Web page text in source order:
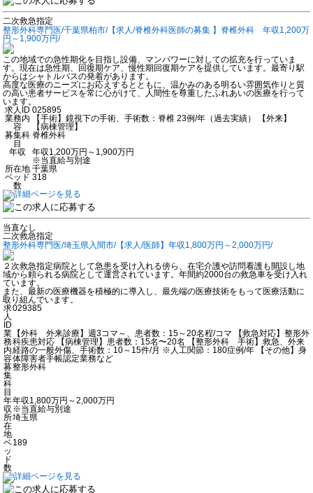
二次救急指定
整形外科専門医/千葉県柏市/【求人/脊椎外科医師の募集 】脊椎外科 年収1,200万
円～1,900万円/
この地域での急性期化を目指し設備、マンパワーに対しての拡充を行っていま
す。現在は急性期、回復期ケア、慢性期回復期ケアを提供しています。最寄り駅
からはシャトルバスの発着があります。
高度な医療のニーズにお応えするとともに、温かみのある明るい雰囲気作りと質
の高い患者サービスを常に心がけて、人間性を尊重したふれあいの医療を行って
います。
求人ID 025895
業務内
容
【手術】鏡視下の手術、手術数：脊椎 23例/年（過去実績） 【外来】
【病棟管理】
募集科
目
脊椎外科
年収
年収1,200万円～1,900万円
※当直給与別途
所在地 千葉県
ベッド
数
318
当直なし
二次救急指定
整形外科専門医/埼玉県入間市/【求人/医師】年収1,800万円～2,000万円/
２次救急指定病院として急患を受け入れる傍ら、在宅介護や訪問看護も開設し地
域から頼られる病院として運営されています。年間約2000台の救急車を受け入れ
ています。
また、最新の医療機器を積極的に導入し、最先端の医療技術をもって医療活動に
取り組んでいます。
求
人
ID
029385
業
務
内
容
【外科 外来診療】週3コマ～、患者数：15～20名程/コマ 【救急対応】整形外
科疾患対応 【病棟管理】患者数：15名〜20名 【整形外科 手術】救急、外来
経路の一般外傷、手術数：10～15件/月 ※人工関節：180症例/年 【その他】身
体障害者手帳認定業務など
募
集
科
目
整形外科
年
収
年収1,800万円～2,000万円
※当直給与別途
所
在
地
埼玉県
ベ
ッ
ド
数
189